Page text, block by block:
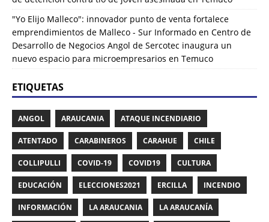
"Yo Elijo Malleco": innovador punto de venta fortalece
emprendimientos de Malleco - Sur Informado en Centro de
Desarrollo de Negocios Angol de Sercotec inaugura un
nuevo espacio para microempresarios en Temuco
ETIQUETAS
ANGOL ARAUCANIA ATAQUE INCENDIARIO
ATENTADO CARABINEROS CARAHUE CHILE
COLLIPULLI COVID-19 COVID19 CULTURA
EDUCACIÓN ELECCIONES2021 ERCILLA INCENDIO
INFORMACIÓN LA ARAUCANIA LA ARAUCANÍA